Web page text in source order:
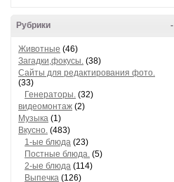
-
Рубрики
Животные (46)
Загадки,фокусы. (38)
Сайты для редактирования фото.
(33)
Генераторы. (32)
видеомонтаж (2)
Музыка (1)
Вкусно. (483)
1-ые блюда (23)
Постные блюда. (5)
2-ые блюда (114)
Выпечка (126)